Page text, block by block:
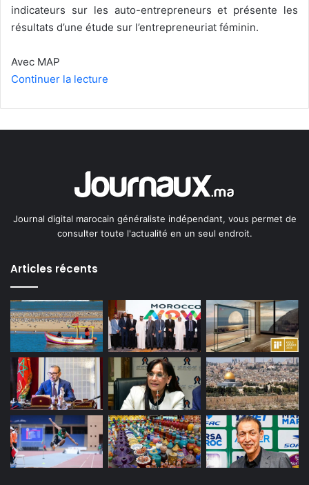
indicateurs sur les auto-entrepreneurs et présente les
résultats d’une étude sur l’entrepreneuriat féminin.
Avec MAP
Continuer la lecture
Journal digital marocain généraliste indépendant, vous permet de
consulter toute l'actualité en un seul endroit.
Articles récents